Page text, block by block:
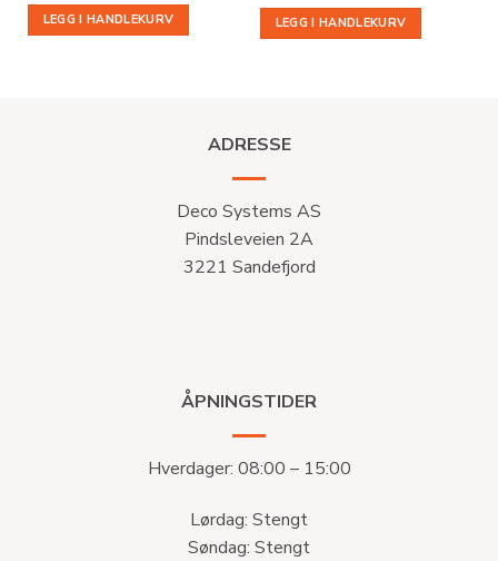
LEGG I HANDLEKURV var:
kr 376.
er:
kr 169.
LEGG I HANDLEKURV
ADRESSE
Deco Systems AS
Pindsleveien 2A
3221 Sandefjord
ÅPNINGSTIDER
Hverdager: 08:00 – 15:00
Lørdag: Stengt
Søndag: Stengt